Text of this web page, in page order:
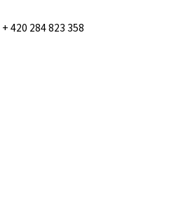
+ 420 284 823 358